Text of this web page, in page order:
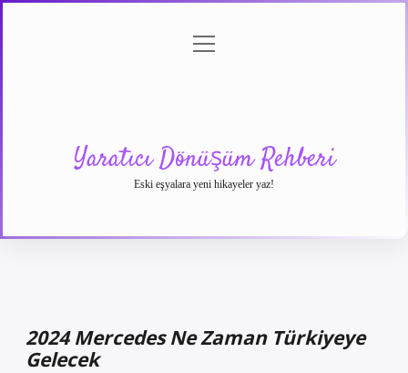
menüyü
Yaratıcı Dönüşüm Rehberi
Eski eşyalara yeni hikayeler yaz!
2024 Mercedes Ne Zaman Türkiyeye
Gelecek